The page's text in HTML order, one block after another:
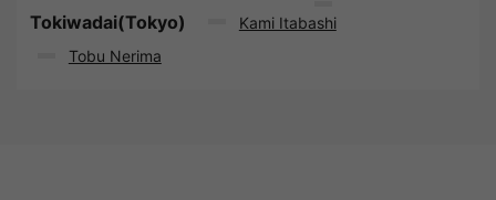
Tokiwadai(Tokyo)
Kami Itabashi
Tobu Nerima